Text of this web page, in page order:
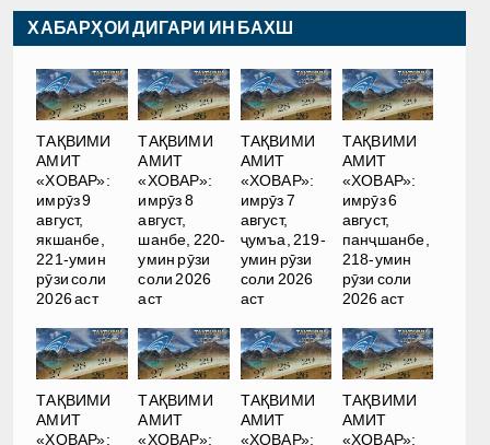
ХАБАРҲОИ ДИГАРИ ИН БАХШ
ТАҚВИМИ
АМИТ
«ХОВАР»:
имрӯз 9
август,
якшанбе,
221-умин
рӯзи соли
2026 аст
ТАҚВИМИ
АМИТ
«ХОВАР»:
имрӯз 8
август,
шанбе, 220-
умин рӯзи
соли 2026
аст
ТАҚВИМИ
АМИТ
«ХОВАР»:
имрӯз 7
август,
ҷумъа, 219-
умин рӯзи
соли 2026
аст
ТАҚВИМИ
АМИТ
«ХОВАР»:
имрӯз 6
август,
панҷшанбе,
218-умин
рӯзи соли
2026 аст
ТАҚВИМИ
АМИТ
«ХОВАР»:
ТАҚВИМИ
АМИТ
«ХОВАР»:
ТАҚВИМИ
АМИТ
«ХОВАР»:
ТАҚВИМИ
АМИТ
«ХОВАР»: